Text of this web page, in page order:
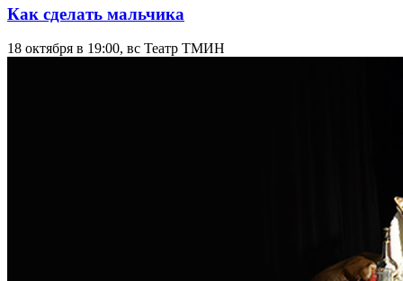
Как сделать мальчика
18 октября в 19:00, вс Театр ТМИН